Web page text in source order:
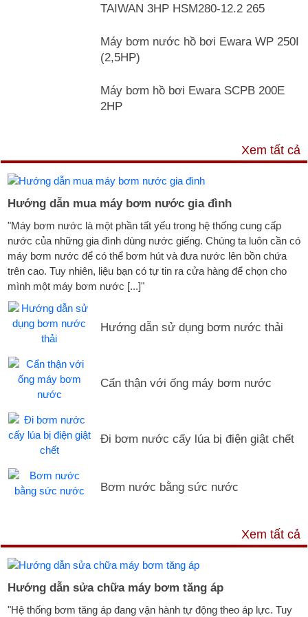
TAIWAN 3HP HSM280-12.2 265
Máy bơm nước hồ bơi Ewara WP 250I
(2,5HP)
Máy bơm hồ bơi Ewara SCPB 200E
2HP
Xem tất cả
Hướng dẫn mua máy bơm nước gia đình
"Máy bơm nước là một phần tất yếu trong hệ thống cung cấp
nước của những gia đình dùng nước giếng. Chúng ta luôn cần có
máy bơm nước để có thể bơm hút và đưa nước lên bồn chứa
trên cao. Tuy nhiên, liệu bạn có tự tin ra cửa hàng để chọn cho
mình một máy bơm nước [...]"
Hướng dẫn sử dụng bơm nước thải
Cẩn thận với ống máy bơm nước
Đi bơm nước cấy lúa bị điện giật chết
Bơm nước bằng sức nước
Xem tất cả
Hướng dẫn sửa chữa máy bơm tăng áp
"Hệ thống bơm tăng áp đang vận hành tự động theo áp lực. Tuy